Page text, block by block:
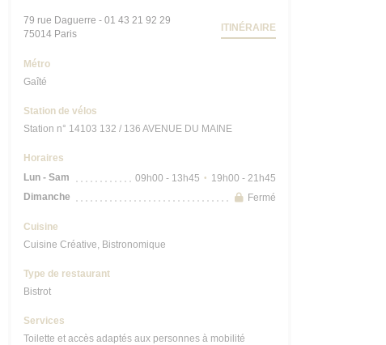
79 rue Daguerre - 01 43 21 92 29
75014 Paris((ouvre une nouvelle fenêtre))
ITINÉRAIRE
Métro
Gaîté
Station de vélos
Station n° 14103 132 / 136 AVENUE DU MAINE
Horaires
Lun - Sam 09h00 - 13h45 •
19h00 - 21h45
Dimanche
Fermé
Cuisine
Cuisine Créative, Bistronomique
Type de restaurant
Bistrot
Services
Toilette et accès adaptés aux personnes à mobilité